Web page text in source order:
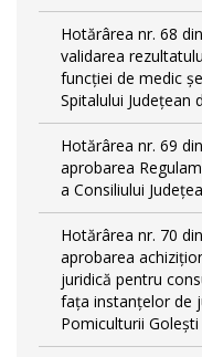
Hotărârea nr. 68
validarea
funcției de medic
Spitalului Județean
Hotărârea nr. 69
aprobarea
a Consiliului
Hotărârea nr. 70
aprobarea
juridică pentru
fața instanțelor de
Pomiculturii